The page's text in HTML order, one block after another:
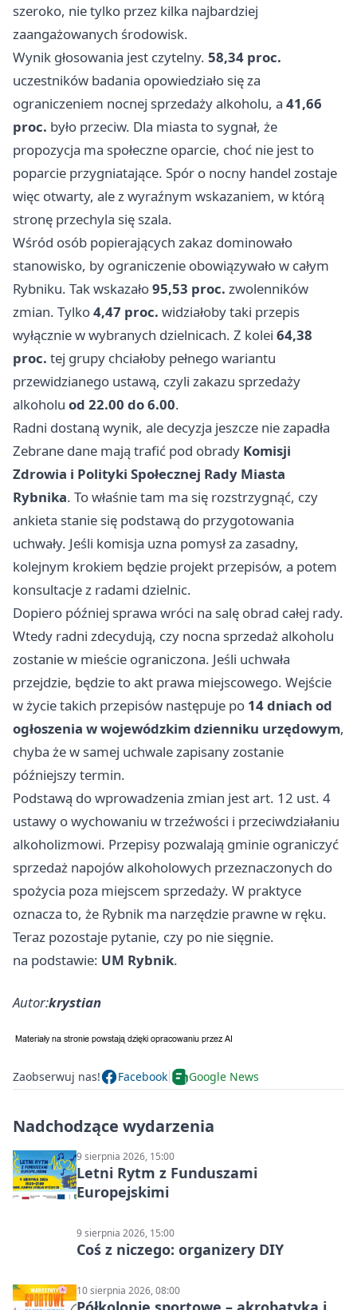
szeroko, nie tylko przez kilka najbardziej
zaangażowanych środowisk.
Wynik głosowania jest czytelny. 58,34 proc.
uczestników badania opowiedziało się za
ograniczeniem nocnej sprzedaży alkoholu, a 41,66
proc. było przeciw. Dla miasta to sygnał, że
propozycja ma społeczne oparcie, choć nie jest to
poparcie przygniatające. Spór o nocny handel zostaje
więc otwarty, ale z wyraźnym wskazaniem, w którą
stronę przechyla się szala.
Wśród osób popierających zakaz dominowało
stanowisko, by ograniczenie obowiązywało w całym
Rybniku. Tak wskazało95,53 proc. zwolenników
zmian. Tylko4,47 proc. widziałoby taki przepis
wyłącznie w wybranych dzielnicach. Z kolei 64,38
proc. tej grupy chciałoby pełnego wariantu
przewidzianego ustawą, czyli zakazu sprzedaży
alkoholu od 22.00 do 6.00.
Radni dostaną wynik, ale decyzja jeszcze nie zapadła
Zebrane dane mają trafić pod obrady Komisji
Zdrowia i Polityki Społecznej Rady Miasta
Rybnika. To właśnie tam ma się rozstrzygnąć, czy
ankieta stanie się podstawą do przygotowania
uchwały. Jeśli komisja uzna pomysł za zasadny,
kolejnym krokiem będzie projekt przepisów, a potem
konsultacje z radami dzielnic.
Dopiero później sprawa wróci na salę obrad całej rady.
Wtedy radni zdecydują, czy nocna sprzedaż alkoholu
zostanie w mieście ograniczona. Jeśli uchwała
przejdzie, będzie to akt prawa miejscowego. Wejście
w życie takich przepisów następuje po 14 dniach od
ogłoszenia w wojewódzkim dzienniku urzędowym,
chyba że w samej uchwale zapisany zostanie
późniejszy termin.
Podstawą do wprowadzenia zmian jest art. 12 ust. 4
ustawy o wychowaniu w trzeźwości i przeciwdziałaniu
alkoholizmowi. Przepisy pozwalają gminie ograniczyć
sprzedaż napojów alkoholowych przeznaczonych do
spożycia poza miejscem sprzedaży. W praktyce
oznacza to, że Rybnik ma narzędzie prawne w ręku.
Teraz pozostaje pytanie, czy po nie sięgnie.
na podstawie: UM Rybnik.
Autor:krystian
Zaobserwuj nas! Facebook Google News
Nadchodzące wydarzenia
9 sierpnia 2026, 15:00
Letni Rytm z Funduszami
Europejskimi
9 sierpnia 2026, 15:00
Coś z niczego: organizery DIY
10 sierpnia 2026, 08:00